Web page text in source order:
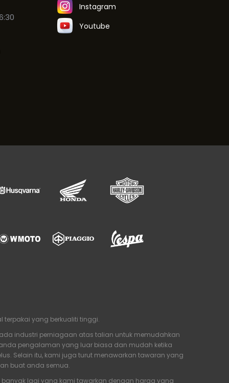
Instagram
Youtube
yang berkualiti tinggi.
industri perniagaan atas talian untuk memudahkan
pengalaman yang luar biasa dan mudah ketika
Selain itu, kami juga turut menawarkan tawaran yang
buat anda semua.
banyak lagi yang kami tawarkan dengan harga yang